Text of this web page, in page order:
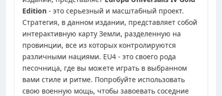
Edition - это серьезный и масштабный проект.
Стратегия, в данном издании, представляет собой
интерактивную карту Земли, разделенную на
провинции, все из которых контролируются
различными нациями. EU4 - это своего рода
песочница, где вы можете играть в выбранном
вами стиле и ритме. Попробуйте использовать
свою военную мощь, чтобы завоевать соседние